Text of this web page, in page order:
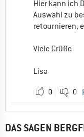
Hier kann ich
Auswahl zu
retournieren,
Viele Grüße
Lisa
0 0
DAS SAGEN